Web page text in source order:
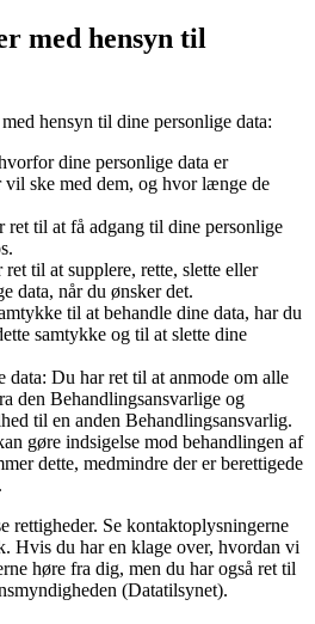
med hensyn til
hensyn til dine personlige data:
dine personlige data er
vil ske med dem, og hvor længe de
ret til at få adgang til dine personlige
til at supplere, rette, slette eller
data, når du ønsker det.
til at behandle dine data, har du
samtykke og til at slette dine
data: Du har ret til at anmode om alle
den Behandlingsansvarlige og
til en anden Behandlingsansvarlig.
gøre indsigelse mod behandlingen af
dette, medmindre der er berettigede
rettigheder. Se kontaktoplysningerne
Hvis du har en klage over, hvordan vi
høre fra dig, men du har også ret til
(Datatilsynet).